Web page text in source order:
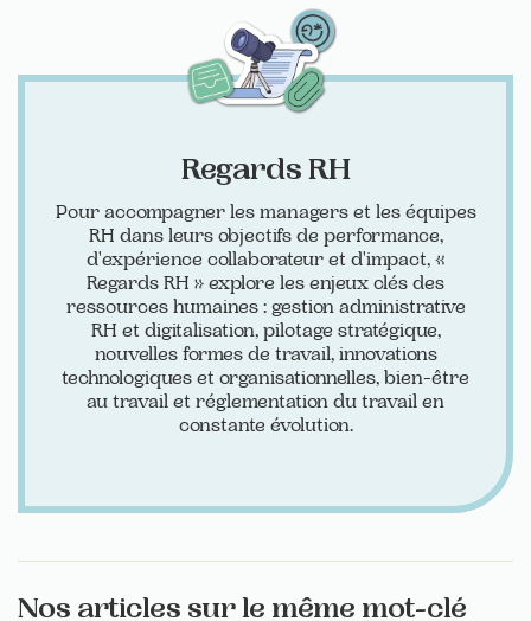
Regards RH
Pour accompagner les managers et les équipes
RH dans leurs objectifs de performance,
d'expérience collaborateur et d'impact, «
Regards RH » explore les enjeux clés des
ressources humaines : gestion administrative
RH et digitalisation, pilotage stratégique,
nouvelles formes de travail, innovations
technologiques et organisationnelles, bien-être
au travail et réglementation du travail en
constante évolution.
Nos articles sur le même mot-clé